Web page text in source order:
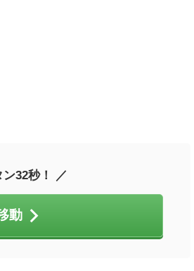
32秒！ ／
動